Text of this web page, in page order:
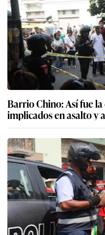
Barrio Chino: Así fue
implicados en asalto y